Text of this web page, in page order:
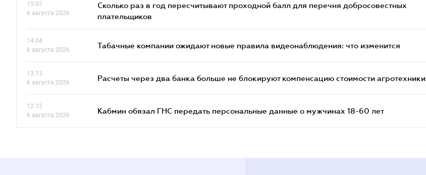
15.07
6 августа 2026
Сколько раз в год пересчитывают проходной балл для перечня добросовестных
плательщиков
14.04
6 августа 2026
Табачные компании ожидают новые правила видеонаблюдения: что изменится
13.13
6 августа 2026
Расчеты через два банка больше не блокируют компенсацию стоимости агротехники
12.12
6 августа 2026
Кабмин обязал ГНС передать персональные данные о мужчинах 18-60 лет